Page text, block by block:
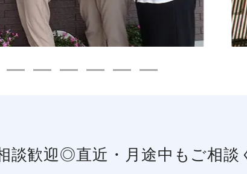
談歓迎◎直近・月途中もご相談